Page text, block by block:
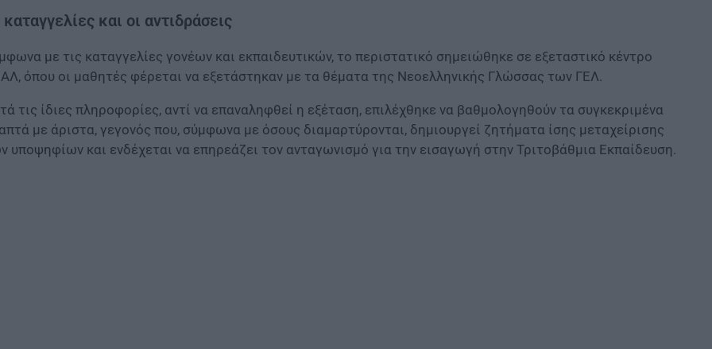
καταγγελίες και οι αντιδράσεις
με τις καταγγελίες γονέων και εκπαιδευτικών, το περιστατικό σημειώθηκε σε εξεταστικό κέντρο
όπου οι μαθητές φέρεται να εξετάστηκαν με τα θέματα της Νεοελληνικής Γλώσσας των ΓΕΛ.
τις ίδιες πληροφορίες, αντί να επαναληφθεί η εξέταση, επιλέχθηκε να βαθμολογηθούν τα συγκεκριμένα
με άριστα, γεγονός που, σύμφωνα με όσους διαμαρτύρονται, δημιουργεί ζητήματα ίσης μεταχείρισης
υποψηφίων και ενδέχεται να επηρεάζει τον ανταγωνισμό για την εισαγωγή στην Τριτοβάθμια Εκπαίδευση.